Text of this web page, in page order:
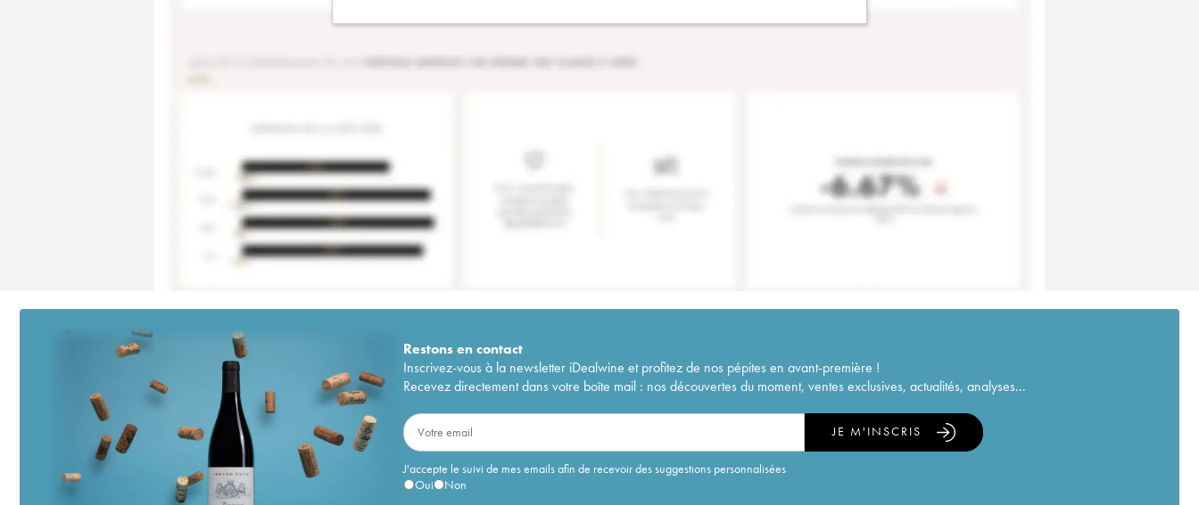
Restons encontact
Inscrivez-vous à la newsletter iDealwine et profitez de nos pépites en avant-première !
Recevez directement dans votre boîte mail : nos découvertes du moment, ventes exclusives, actualités, analyses...
J'accepte le suivi de mes emails afin de recevoir des suggestions personnalisées
Oui
Non
JE M'INSCRIS